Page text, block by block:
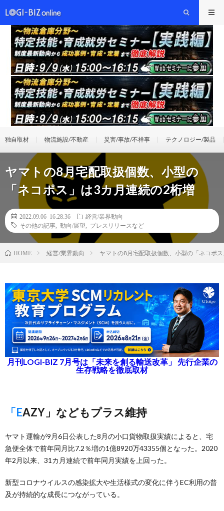
独自取材 物流施設/不動産 災害/事故/不祥事 テクノロジー/製品
ヤマトの8月宅配取扱個数、小型の
「ネコポス」は3カ月連続の2桁増
2022.09.06 16:28:36
経営/業界動向
その他の記事
動向/展望 プレスリリースなど
HOME 経営/業界動向 ヤマトの8月宅配取扱個数、小型の「ネコポ
月刊LOGI-BIZ 7月号は「未来を創る輸送改革」 先行企業の
生存戦略を徹底取材
「EAZY」などもプラス維持
ヤマト運輸が9月6日公表した8月の小口貨物取扱実績によると、宅
急便全体で前年同月比7.2％増の1億8920万43355個となった。2020
年2月以来、31カ月連続で前年同月実績を上回った。
新型コロナウイルスの感染拡大や生活様式の変化に伴うEC利用の普
及が持続的な成長につながっている。